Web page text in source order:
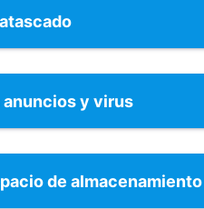
anuncios y virus
de almacenamiento